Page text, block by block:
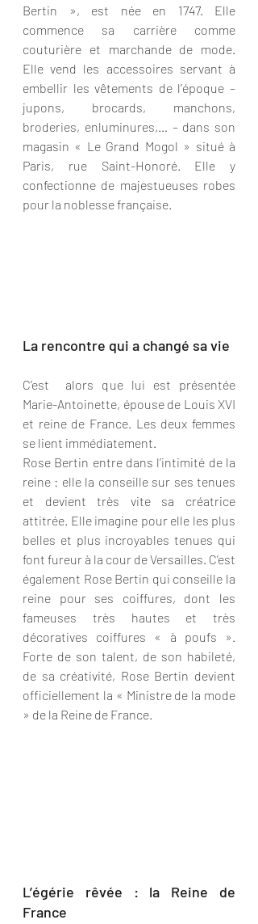
Bertin », est née en 1747. Elle
commence sa carrière comme
couturière et marchande de mode.
Elle vend les accessoires servant à
embellir les vêtements de l’époque –
jupons, brocards, manchons,
broderies, enluminures,… – dans son
magasin « Le Grand Mogol » situé à
Paris, rue Saint-Honoré. Elle y
confectionne de majestueuses robes
pour la noblesse française.
La rencontre qui a changé sa vie
C’est  alors que lui est présentée
Marie-Antoinette, épouse de Louis XVI
et reine de France. Les deux femmes
se lient immédiatement.
Rose Bertin entre dans l’intimité de la
reine : elle la conseille sur ses tenues
et devient très vite sa créatrice
attitrée. Elle imagine pour elle les plus
belles et plus incroyables tenues qui
font fureur à la cour de Versailles. C’est
également Rose Bertin qui conseille la
reine pour ses coiffures, dont les
fameuses très hautes et très
décoratives coiffures « à poufs ».
Forte de son talent, de son habileté,
de sa créativité, Rose Bertin devient
officiellement la « Ministre de la mode
» de la Reine de France.
L’égérie rêvée : la Reine de
France